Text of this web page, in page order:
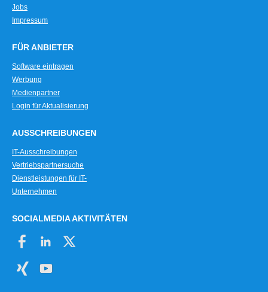
Jobs
Impressum
FÜR ANBIETER
Software eintragen
Werbung
Medienpartner
Login für Aktualisierung
AUSSCHREIBUNGEN
IT-Ausschreibungen
Vertriebspartnersuche
Dienstleistungen für IT-
Unternehmen
SOCIALMEDIA AKTIVITÄTEN